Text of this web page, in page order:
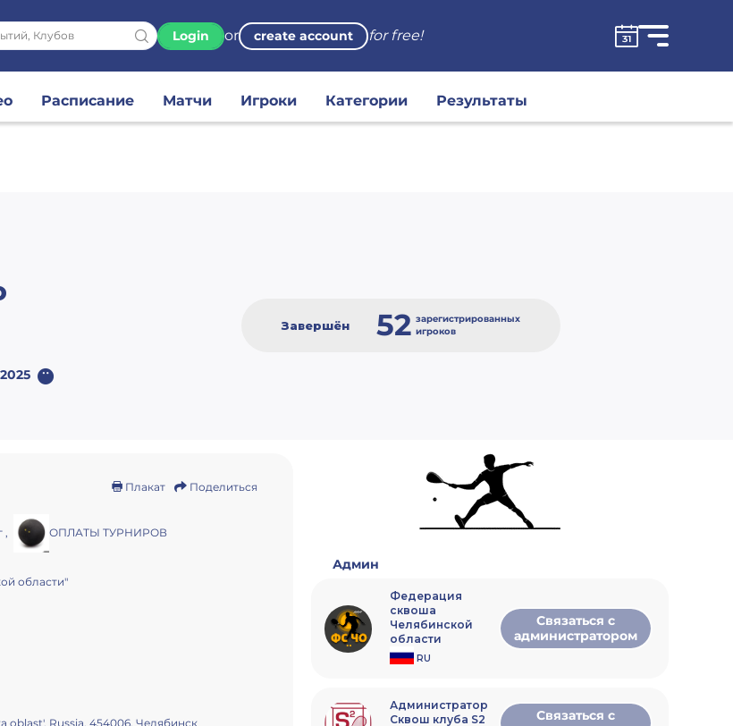
Login or create account for free!
Расписание Матчи Игроки Категории Результаты
Завершён 52 зарегистрированных
игроков
Плакат Поделиться
, ОПЛАТЫ ТУРНИРОВ
области"
oblast', Russia, 454006, Челябинск
Админ
Федерация
сквоша
Челябинской
области
RU
Связаться с
администратором
Администратор
Сквош клуба S2
Связаться с